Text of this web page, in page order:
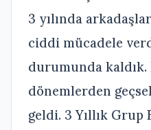
3 yılında
ciddi mücadele
durumunda kaldık.
dönemlerden
geldi. 3 Yıllık Grup